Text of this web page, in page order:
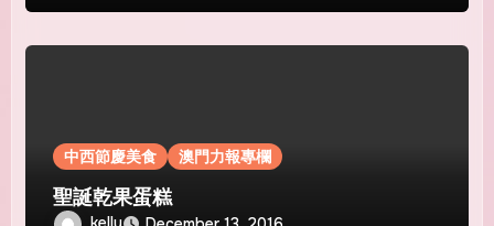
中西節慶美食 澳門力報專欄
聖誕乾果蛋糕